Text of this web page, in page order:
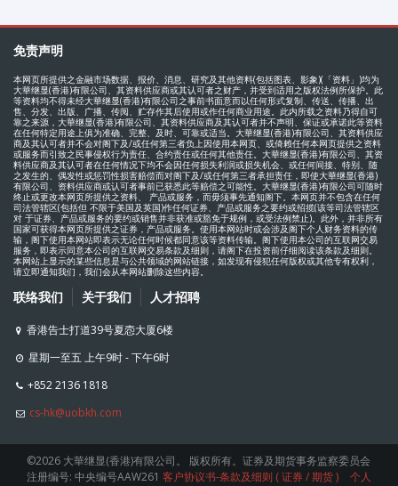
免责声明
本网页所提供之金融市场数据、报价、消息、研究及其他资料(包括图表、影象)(「资料」)均为
大華继显(香港)有限公司、其资料供应商或其认可者之财产，并受到适用之版权法例所保护。此
等资料均不得未经大華继显(香港)有限公司之事前书面意而以任何形式复制、传送、传播、出
售、分发、出版、广播、传阅、贮存作其后使用或作任何商业用途。此内所载之资料乃得自可
靠之来源，大華继显(香港)有限公司、其资料供应商及其认可者并不声明、保证或承诺此等资料
在任何特定用途上俱为准确、完整、及时、可靠或适当。大華继显(香港)有限公司、其资料供应
商及其认可者并不会对阁下及/或任何第三者负上因使用本网页、或倚赖任何本网页提供之资料
或服务而引致之民事侵权行为责任、合约责任或任何其他责任。大華继显(香港)有限公司、其资
料供应商及其认可者在任何情况下均不会因任何损失利润或损失机会、或任何间接、特别、随
之发生的、偶发性或惩罚性损害赔偿而对阁下及/或任何第三者承担责任，即使大華继显(香港)
有限公司、资料供应商或认可者事前已获悉此等赔偿之可能性。大華继显(香港)有限公司可随时
终止或更改本网页所提供之资料、 产品或服务，而毋须事先通知阁下。本网页并不包含在任何
司法管辖区(包括但 不限于美国及英国)作任何证券、产品或服务之要约或招揽(该等司法管辖区
对 于证券、产品或服务的要约或销售并非获准或豁免于规例，或受法例禁止)。此外，并非所有
国家可获得本网页所提供之证券，产品或服务。使用本网站时或会涉及阁下个人财务资料的传
输，阁下使用本网站即表示无论任何时候都同意该等资料传输。阁下使用本公司的互联网交易
服务，即表示同意本公司的互联网交易条款及细则，请阁下在投资前仔细阅读该条款及细则。
本网站上显示的某些信息是与公共领域的网站链接，如发现有侵犯任何版权或其他专有权利，
请立即通知我们，我们会从本网站删除这些内容。
联络我们 关于我们 人才招聘
星期一至五 上午9时 - 下午6时
+852 2136 1818
cs-hk@uobkh.com
©2026 大華继显(香港)有限公司。 版权所有。证券及期货事务监察委员会
注册编号: 中央编号AAW261 客户协议书-条款及细则 (证券/期货)
个人